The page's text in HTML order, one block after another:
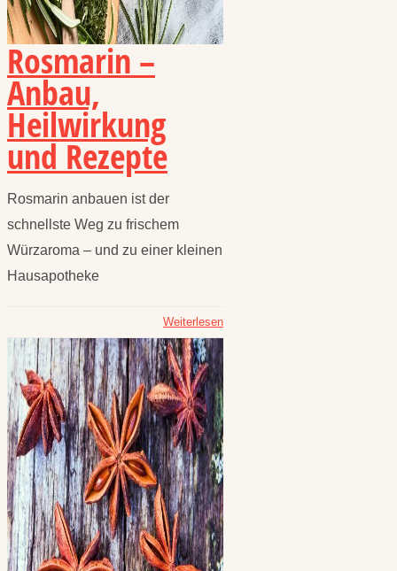
Rosmarin –
Anbau,
Heilwirkung
und Rezepte
Rosmarin anbauen ist der
schnellste Weg zu frischem
Würzaroma – und zu einer kleinen
Hausapotheke
Weiterlesen